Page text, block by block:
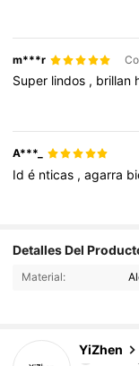
m***r
Super lindos , brillan
A***_
Idé nticas ,agarra
Detalles Del
Material:
YiZhen
4,92